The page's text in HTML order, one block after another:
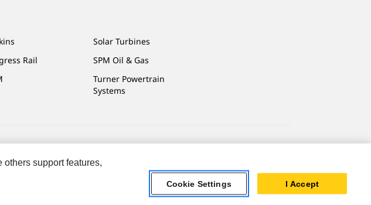
Rail
Solar Turbines
SPM Oil & Gas
Turner Powertrain
Systems
support features,
Cookie Settings I Accept